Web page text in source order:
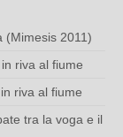
(Mimesis 2011)
riva al fiume
riva al fiume
tra la voga e il